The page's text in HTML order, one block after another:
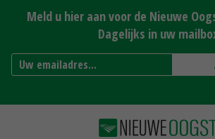
Meld u hier aan voor de Nieuwe
Dagelijks in uw